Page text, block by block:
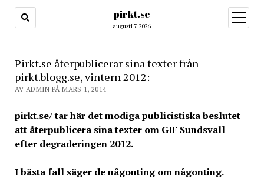
pirkt.se
augusti 7, 2026
öppna
meny
Pirkt.se återpublicerar sina texter från
pirkt.blogg.se, vintern 2012:
AV ADMIN PÅ MARS 1, 2014
pirkt.se/ tar här det modiga publicistiska beslutet
att återpublicera sina texter om GIF Sundsvall
efter degraderingen 2012.
I bästa fall säger de någonting om någonting.